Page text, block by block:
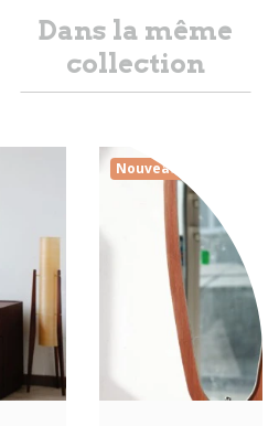
Dans la même
collection
Nouveauté